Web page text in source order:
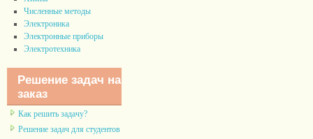
Численные методы
Электроника
Электронные приборы
Электротехника
Решение задач на
заказ
Как решить задачу?
Решение задач для студентов